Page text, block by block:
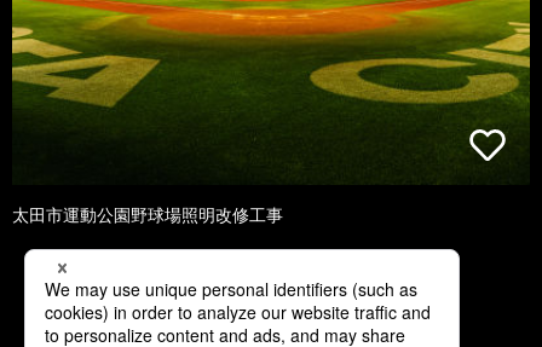
太田市運動公園野球場照明改修工事
1 2 3 4 5